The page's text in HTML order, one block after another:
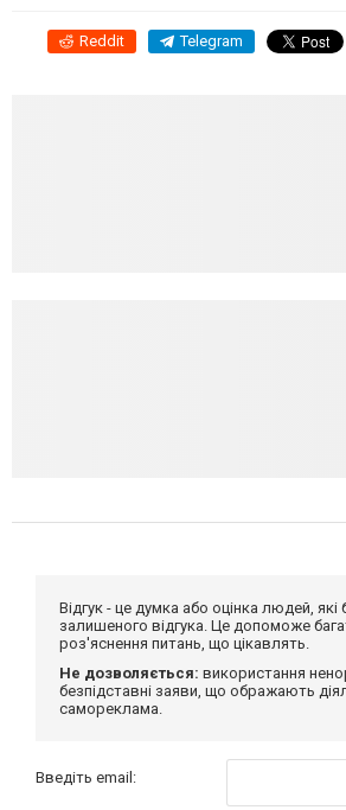
Reddit Telegram
Відгук - це думка або оцінка людей,
залишеного відгука. Це допоможе
роз'яснення питань, що цікавлять.
Не дозволяється: використання
безпідставні заяви, що ображають
самореклама.
Введіть email: